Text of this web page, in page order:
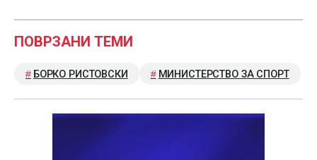
ПОВРЗАНИ ТЕМИ
БОРКО РИСТОВСКИ МИНИСТЕРСТВО ЗА СПОРТ